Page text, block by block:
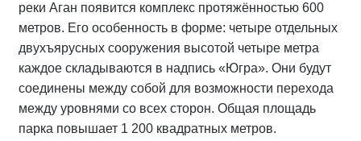
реки Аган появится комплекс протяжённостью 600
метров. Его особенность в форме: четыре отдельных
двухъярусных сооружения высотой четыре метра
каждое складываются в надпись «Югра». Они будут
соединены между собой для возможности перехода
между уровнями со всех сторон. Общая площадь
парка повышает 1 200 квадратных метров.